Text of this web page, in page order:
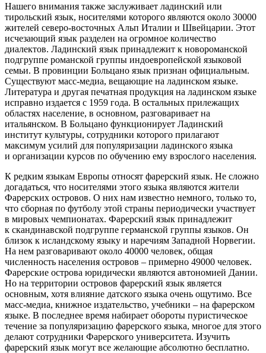
Нашего внимания также заслуживает ладинский или
тирольский язык, носителями которого являются около 30000
жителей северо-восточных Альп Италии и Швейцарии. Этот
исчезающий язык разделен на огромное количество
диалектов. Ладинский язык принадлежит к новороманской
подгруппе романской группы индоевропейской языковой
семьи. В провинции Больцано язык признан официальным.
Существуют масс-медиа, вещающие на ладинском языке.
Литература и другая печатная продукция на ладинском языке
исправно издается с 1959 года. В остальных прилежащих
областях население, в основном, разговаривает на
итальянском. В Больцано функционирует Ладинский
институт культуры, сотрудники которого прилагают
максимум усилий для популяризации ладинского языка
и организации курсов по обучению ему взрослого населения.
К редким языкам Европы относят фарерский язык. Не сложно
догадаться, что носителями этого языка являются жители
Фарерских островов. О них нам известно немного, только то,
что сборная по футболу этой страны периодически участвует
в мировых чемпионатах. Фарерский язык принадлежит
к скандинавской подгруппе германской группы языков. Он
близок к исландскому языку и наречиям Западной Норвегии.
На нем разговаривают около 40000 человек, общая
численность населения островов – примерно 49000 человек.
Фарерские острова юридически являются автономией Дании.
Но на территории островов фарерский язык является
основным, хотя влияние датского языка очень ощутимо. Все
масс-медиа, книжное издательство, учебники – на фарерском
языке. В последнее время набирает обороты пуристическое
течение за популяризацию фарерского языка, многое для этого
делают сотрудники Фарерского университета. Изучить
фарерский язык могут все желающие абсолютно бесплатно.